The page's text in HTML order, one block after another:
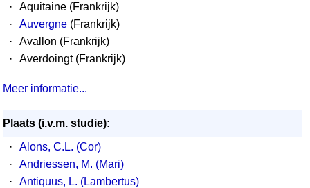
·
Aquitaine (Frankrijk)
·
Auvergne (Frankrijk)
·
Avallon (Frankrijk)
·
Averdoingt (Frankrijk)
Meer informatie...
Plaats (i.v.m. studie):
·
Alons, C.L. (Cor)
·
Andriessen, M. (Mari)
·
Antiquus, L. (Lambertus)